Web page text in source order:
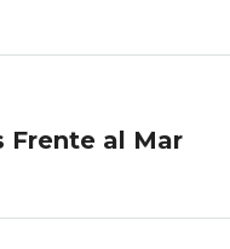
Frente al Mar